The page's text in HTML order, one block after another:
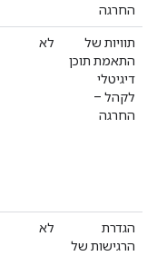
החרגה
תוויות של
התאמת תוכן
דיגיטלי
לקהל –
החרגה
לא
הגדרת
הרגישות של
לא